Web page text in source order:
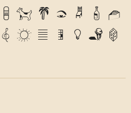
y z 1 2 3 4
5
& @ . , ? ! '